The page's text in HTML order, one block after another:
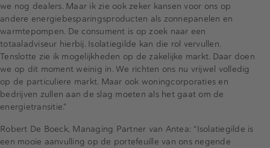
we nog dealers. Maar ik zie ook zeker kansen voor ons op
andere energiebesparingsproducten als zonnepanelen en
warmtepompen. De consument is op zoek naar een
totaaladviseur hierbij. Isolatiegilde kan die rol vervullen.
Tenslotte zie ik mogelijkheden op de zakelijke markt. Daar doen
we op dit moment weinig in. We richten ons nu vrijwel volledig
op de particuliere markt. Maar ook woningcorporaties en
bedrijven zullen aan de slag moeten als het gaat om de
energietransitie.”
Robert De Boeck, Managing Partner van Antea: “Isolatiegilde is
een mooie aanvulling op de portefeuille van ons negende